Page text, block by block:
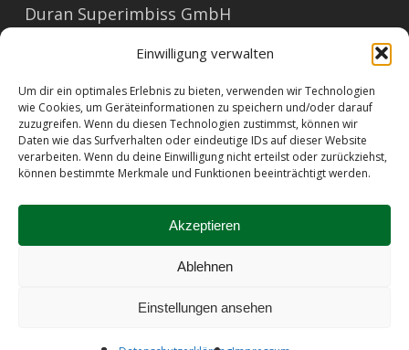
Einwilligung verwalten
Um dir ein optimales Erlebnis zu bieten, verwenden wir Technologien
wie Cookies, um Geräteinformationen zu speichern und/oder darauf
zuzugreifen. Wenn du diesen Technologien zustimmst, können wir
Daten wie das Surfverhalten oder eindeutige IDs auf dieser Website
verarbeiten. Wenn du deine Einwilligung nicht erteilst oder zurückziehst,
können bestimmte Merkmale und Funktionen beeinträchtigt werden.
Akzeptieren
Ablehnen
Einstellungen ansehen
Duran Superimbiss GmbH
E-Mail: office@duran.at
Tel: 01/596 23 73
|
Datenschutz|Allergene|Kontakt
© 2026 Duran Sandwiches.
instagram